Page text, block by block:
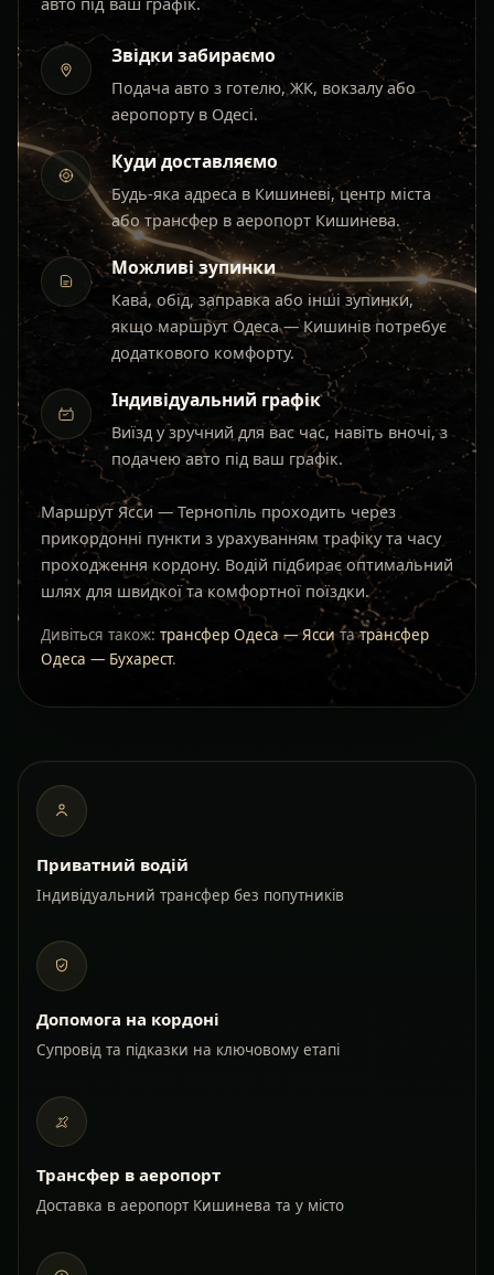
Звідки забираємо
Подача авто з готелю, ЖК, вокзалу або
аеропорту в Одесі.
Куди доставляємо
Будь-яка адреса в Кишиневі, центр міста
або трансфер в аеропорт Кишинева.
Можливі зупинки
Кава, обід, заправка або інші зупинки,
якщо маршрут Одеса — Кишинів потребує
додаткового комфорту.
Індивідуальний графік
Виїзд у зручний для вас час, навіть вночі, з
подачею авто під ваш графік.
Маршрут Ясси — Тернопіль проходить через
прикордонні пункти з урахуванням трафіку та часу
проходження кордону. Водій підбирає оптимальний
шлях для швидкої та комфортної поїздки.
Дивіться також: трансфер Одеса — Ясситатрансфер
Одеса — Бухарест.
Приватний водій
Індивідуальний трансфер без попутників
Допомога на кордоні
Супровід та підказки на ключовому етапі
Трансфер в аеропорт
Доставка в аеропорт Кишинева та у місто